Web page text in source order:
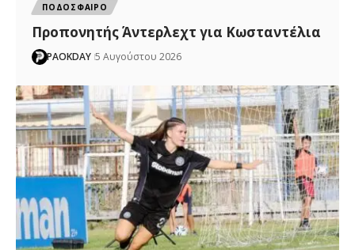
ΠΟΔΟΣΦΑΙΡΟ
Προπονητής Άντερλεχτ για Κωσταντέλια
PAOKDAY 5 Αυγούστου 2026